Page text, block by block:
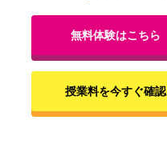
無料体験はこちら
授業料を今すぐ確認